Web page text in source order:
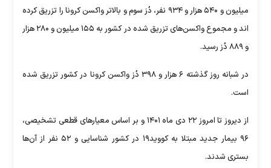
میلیون و ۵۴۰ هزار و ۹۳۴ نفر، دُز سوم و بالاتر واکسن کرونا را تزریق کرده
اند و مجموع واکسن‌های تزریق شده در کشور به ۱۵۵ میلیون و ۲۸۰ هزار
و ۸۸۹ دُز رسید.
در شبانه روز گذشته ۶ هزار و ۳۹۸ دُز واکسن کرونا در کشور تزریق شده
است.
از دیروز تا امروز ۲۲ دی ماه ۱۴۰۱ و بر اساس معیار‌های قطعی تشخیصی،
۹۶ بیمار جدید مبتلا به کووید۱۹ در کشور شناسایی و ۵۲ نفر از آن‌ها
بستری شدند.